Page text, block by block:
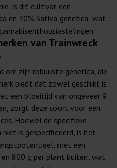
is dit cultivar een
en 40% Sativa genetica, wat
van Trainwreck
om zijn robuuste genetica, die
biedt dat zowel geschikt is
een bloeitijd van ongeveer 9
zorgt deze soort voor een
Hoewel de specifieke
is gespecificeerd, is het
met een
800 g per plant buiten, wat